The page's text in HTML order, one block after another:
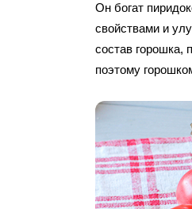
Он богат
свойствами и
состав горошка,
поэтому